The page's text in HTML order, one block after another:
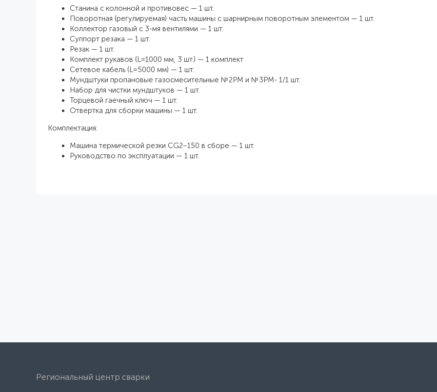
Станина с колонной и противовес — 1 шт.
Поворотная (регулируемая) часть машины с шарнирным поворотным элементом — 1 шт.
Коллектор газовый с 3-мя вентилями — 1 шт.
Суппорт резака — 1 шт.
Резак — 1 шт.
Комплект рукавов (L=1000 мм, 3 шт.) — 1 комплект
Сетевое кабель (L=5000 мм) — 1 шт.
Мундштуки пропановые газосмесительные № 2РМ и № 3РМ- 1/1 шт.
Набор для чистки мундштуков — 1 шт.
Торцевой гаечный ключ — 1 шт.
Отвертка для сборки машины — 1 шт.
Комплектация:
Машина термической резки CG2−150 в сборе — 1 шт.
Руководство по эксплуатации — 1 шт.
Региональный центр сварки